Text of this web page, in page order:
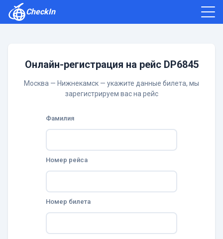
CheckIn
Онлайн-регистрация на рейс DP6845
Москва — Нижнекамск — укажите данные билета, мы
зарегистрируем вас на рейс
Фамилия
Номер рейса
Номер билета